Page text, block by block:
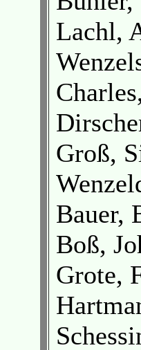
Lachl,
Groß,
Bauer,
Boß,
Grote,